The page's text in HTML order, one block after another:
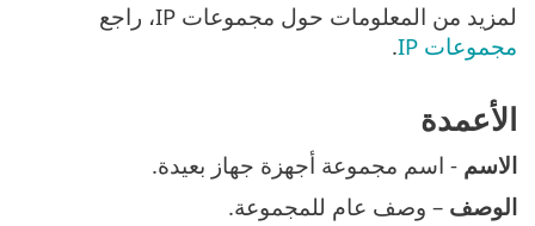
لمزيد من المعلومات حول مجموعات IP، راجع
مجموعات IP
.
الأعمدة
الاسم - اسم مجموعة أجهزة جهاز بعيدة.
الوصف – وصف عام للمجموعة.